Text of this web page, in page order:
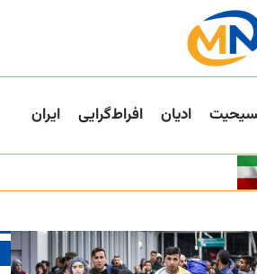
ادیان افراط‌گرایی ایران